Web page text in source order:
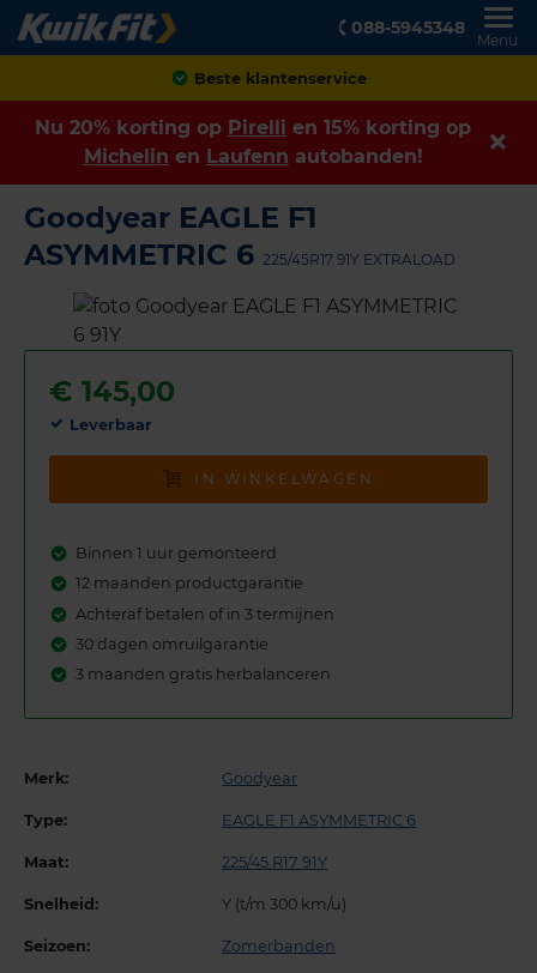
088-5945348
Menu
Achteraf betalen
Nu 20% korting op Pirelli en 15% korting op
Michelin en Laufenn autobanden!
Goodyear EAGLE F1
ASYMMETRIC 6 225/45R17 91Y EXTRALOAD
€ 145,00
Leverbaar
IN WINKELWAGEN
Binnen 1 uur gemonteerd
12 maanden productgarantie
Achteraf betalen of in 3 termijnen
30 dagen omruilgarantie
3 maanden gratis herbalanceren
Merk: Goodyear
Type: EAGLE F1 ASYMMETRIC 6
Maat: 225/45 R17 91Y
Snelheid: Y (t/m 300 km/u)
Seizoen: Zomerbanden